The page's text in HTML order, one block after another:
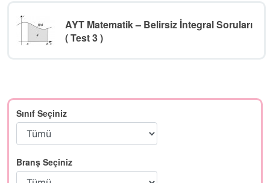
AYT Matematik – Belirsiz İntegral Soruları
( Test 3 )
Sınıf Seçiniz
Branş Seçiniz